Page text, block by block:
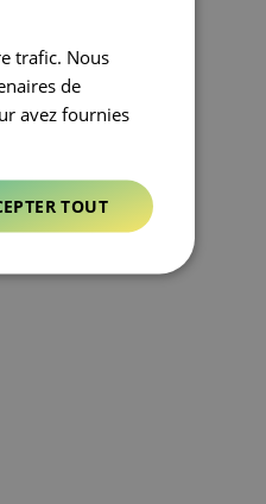
trafic. Nous
de
avez fournies
TOUT